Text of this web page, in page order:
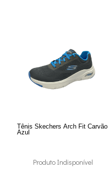
Tênis Skechers Arch Fit Carvão
Azul
Produto Indisponível